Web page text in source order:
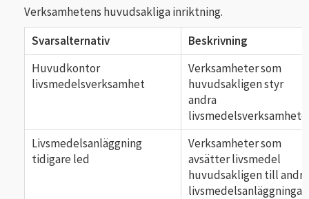
Verksamhetens huvudsakliga inriktning.
Svarsalternativ
Beskrivning
Huvudkontor
livsmedelsverksamhet
Verksamheter som
huvudsakligen styr
andra
Livsmedelsanläggning
tidigare led
Verksamheter som
avsätter livsmedel
huvudsakligen till andra
livsmedelsanläggningar.